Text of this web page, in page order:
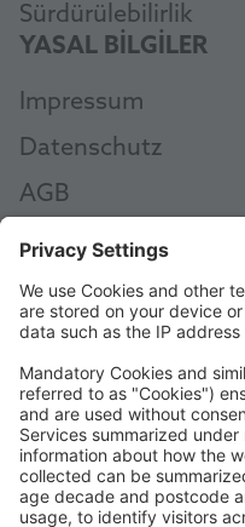
Sürdürülebilirlik
YASAL BILGILER
Impressum
Datenschutz
AGB
AEB
Code of Conduct
Accessibility
ROWE SOCIAL
ONAYLAYAN: